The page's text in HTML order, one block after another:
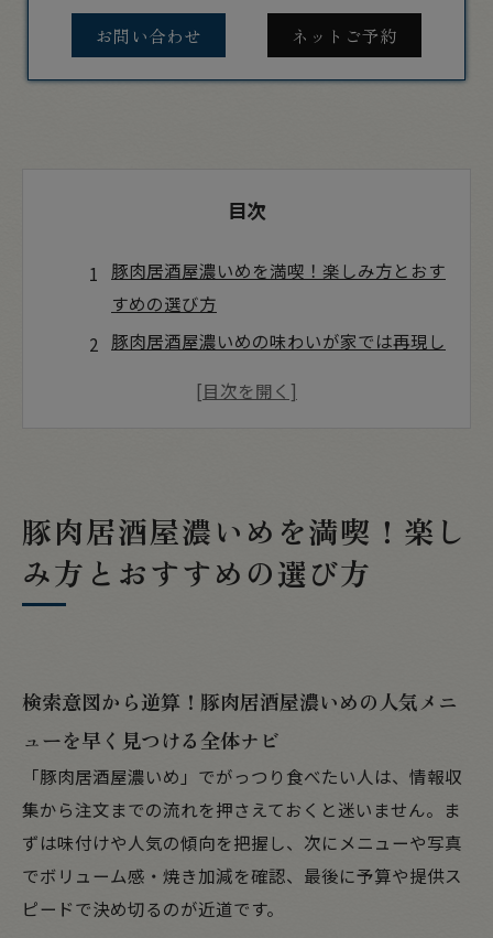
お問い合わせ ネットご予約
目次
豚肉居酒屋濃いめを満喫！楽しみ方とおす
すめの選び方
豚肉居酒屋濃いめの味わいが家では再現し
豚肉居酒屋濃いめを満喫！楽し
み方とおすすめの選び方
検索意図から逆算！豚肉居酒屋濃いめの人気メニ
ューを早く見つける全体ナビ
「豚肉居酒屋濃いめ」でがっつり食べたい人は、情報収
集から注文までの流れを押さえておくと迷いません。ま
ずは味付けや人気の傾向を把握し、次にメニューや写真
でボリューム感・焼き加減を確認、最後に予算や提供ス
ピードで決め切るのが近道です。